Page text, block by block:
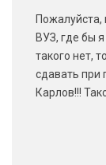
Пожалуйста,
ВУЗ, где бы
такого нет,
сдавать при
Карлов!!!